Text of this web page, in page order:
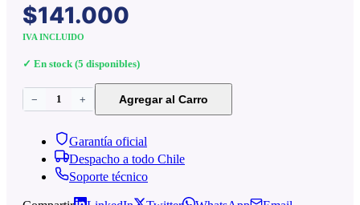
$141.000
IVA INCLUIDO
✓ En stock (5 disponibles)
− 1 + Agregar al Carro
Garantía oficial
Despacho a todo Chile
Soporte técnico